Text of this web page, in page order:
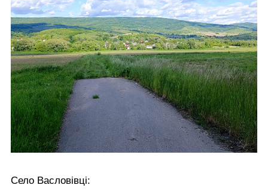
Село Васловівці: